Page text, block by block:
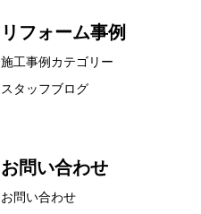
リフォーム事例
施工事例カテゴリー
スタッフブログ
お問い合わせ
お問い合わせ